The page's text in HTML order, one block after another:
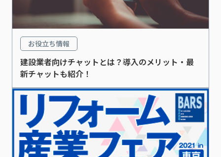
お役立ち情報
建設業者向けチャットとは？導入のメリット・最
新チャットも紹介！